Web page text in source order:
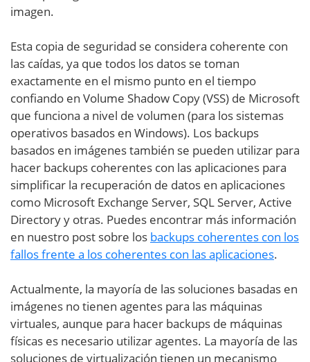
imagen.
Esta copia de seguridad se considera coherente con
las caídas, ya que todos los datos se toman
exactamente en el mismo punto en el tiempo
confiando en Volume Shadow Copy (VSS) de Microsoft
que funciona a nivel de volumen (para los sistemas
operativos basados en Windows). Los backups
basados en imágenes también se pueden utilizar para
hacer backups coherentes con las aplicaciones para
simplificar la recuperación de datos en aplicaciones
como Microsoft Exchange Server, SQL Server, Active
Directory y otras. Puedes encontrar más información
en nuestro post sobre los backups coherentes con los
fallos frente a los coherentes con las aplicaciones.
Actualmente, la mayoría de las soluciones basadas en
imágenes no tienen agentes para las máquinas
virtuales, aunque para hacer backups de máquinas
físicas es necesario utilizar agentes. La mayoría de las
soluciones de virtualización tienen un mecanismo